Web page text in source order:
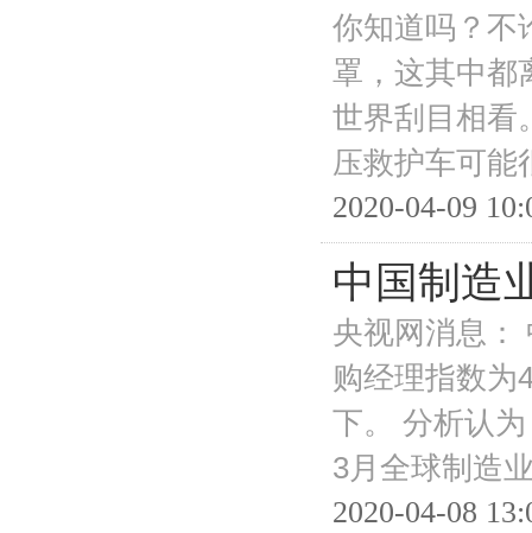
你知道吗？不
罩，这其中都
世界刮目相看
压救护车可
2020-04-09
中国制造
央视网消息：
购经理指数为
下。 分析认
3月全球制造
2020-04-08